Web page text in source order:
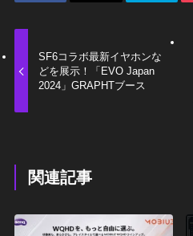
SF6コラボ最新イヤホンな
どを展示！「EVO Japan
2024」GRAPHTブース
関連記事